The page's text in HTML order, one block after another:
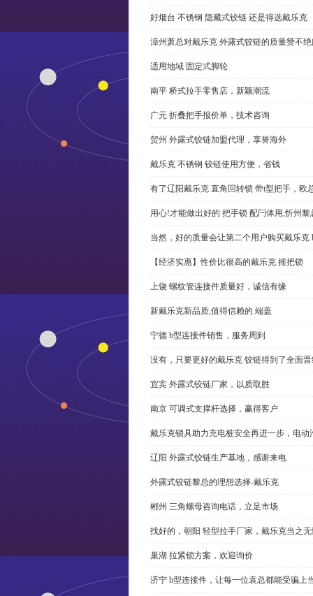
好烟台 不锈钢 隐藏式铰链 还是得选戴乐克
漳州萧总对戴乐克 外露式铰链的质量赞不
适用地域 固定式脚轮
南平 桥式拉手零售店，新颖潮流
广元 折叠把手报价单，技术咨询
贺州 外露式铰链加盟代理，享誉海外
戴乐克 不锈钢 铰链使用方便，省钱
有了辽阳戴乐克 直角回转锁 带t型把手，欧
用心!才能做出好的 把手锁 配闩体用,忻州黎
当然，好的质量会让第二个用户购买戴乐克
【经济实惠】性价比很高的戴乐克 摇把锁
上饶 螺纹管连接件质量好，诚信有缘
新戴乐克新品质,值得信赖的 端盖
宁德 b型连接件销售，服务周到
没有，只要更好的戴乐克 铰链得到了全面
宜宾 外露式铰链厂家，以质取胜
南京 可调式支撑杆选择，赢得客户
戴乐克锁具助力充电桩安全再进一步，电动
辽阳 外露式铰链生产基地，感谢来电
外露式铰链黎总的理想选择-戴乐克
郴州 三角螺母咨询电话，立足市场
找好的，朝阳 轻型拉手厂家，戴乐克当之
巢湖 拉紧锁方案，欢迎询价
济宁 b型连接件，让每一位袁总都能受骗上